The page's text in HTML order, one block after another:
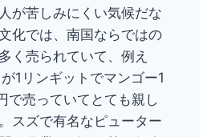
が苦しみにくい気候だな
化では、南国ならではの
く売られていて、例え
1リンギットでマンゴー1
で売っていてとても親し
スズで有名なピューター